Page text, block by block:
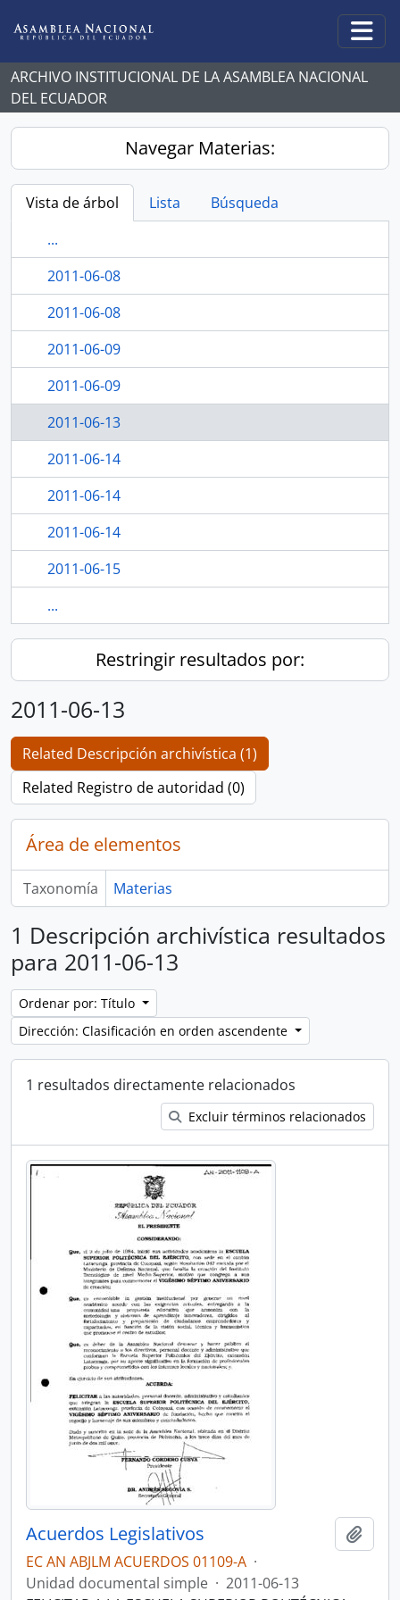
ARCHIVO INSTITUCIONAL DE LA ASAMBLEA NACIONAL
DEL ECUADOR
Navegar Materias:
Vista de árbol Lista
Búsqueda
...
2011-06-08
2011-06-08
2011-06-09
2011-06-09
2011-06-13
2011-06-14
2011-06-14
2011-06-14
2011-06-15
...
Restringir resultados por:
2011-06-13
Related Descripción archivística (1)
Related Registro de autoridad (0)
Área de elementos
Taxonomía Materias
1 Descripción archivística resultados
para 2011-06-13
Ordenar por: Título
Dirección: Clasificación en orden ascendente
1 resultados directamente relacionados
Excluir términos relacionados
Acuerdos Legislativos
EC AN ABJLM ACUERDOS 01109-A ·
Unidad documental simple · 2011-06-13